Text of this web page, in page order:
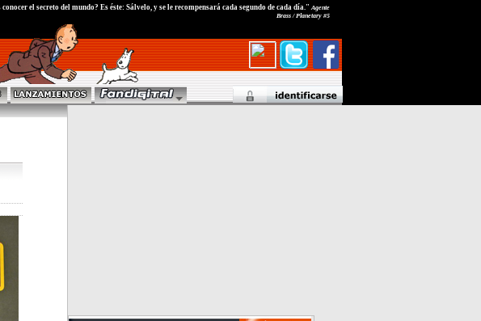
el secreto del mundo? Es éste: Sálvelo, y se le recompensará cada segundo de cada día."Agente
Brass / Planetary #5